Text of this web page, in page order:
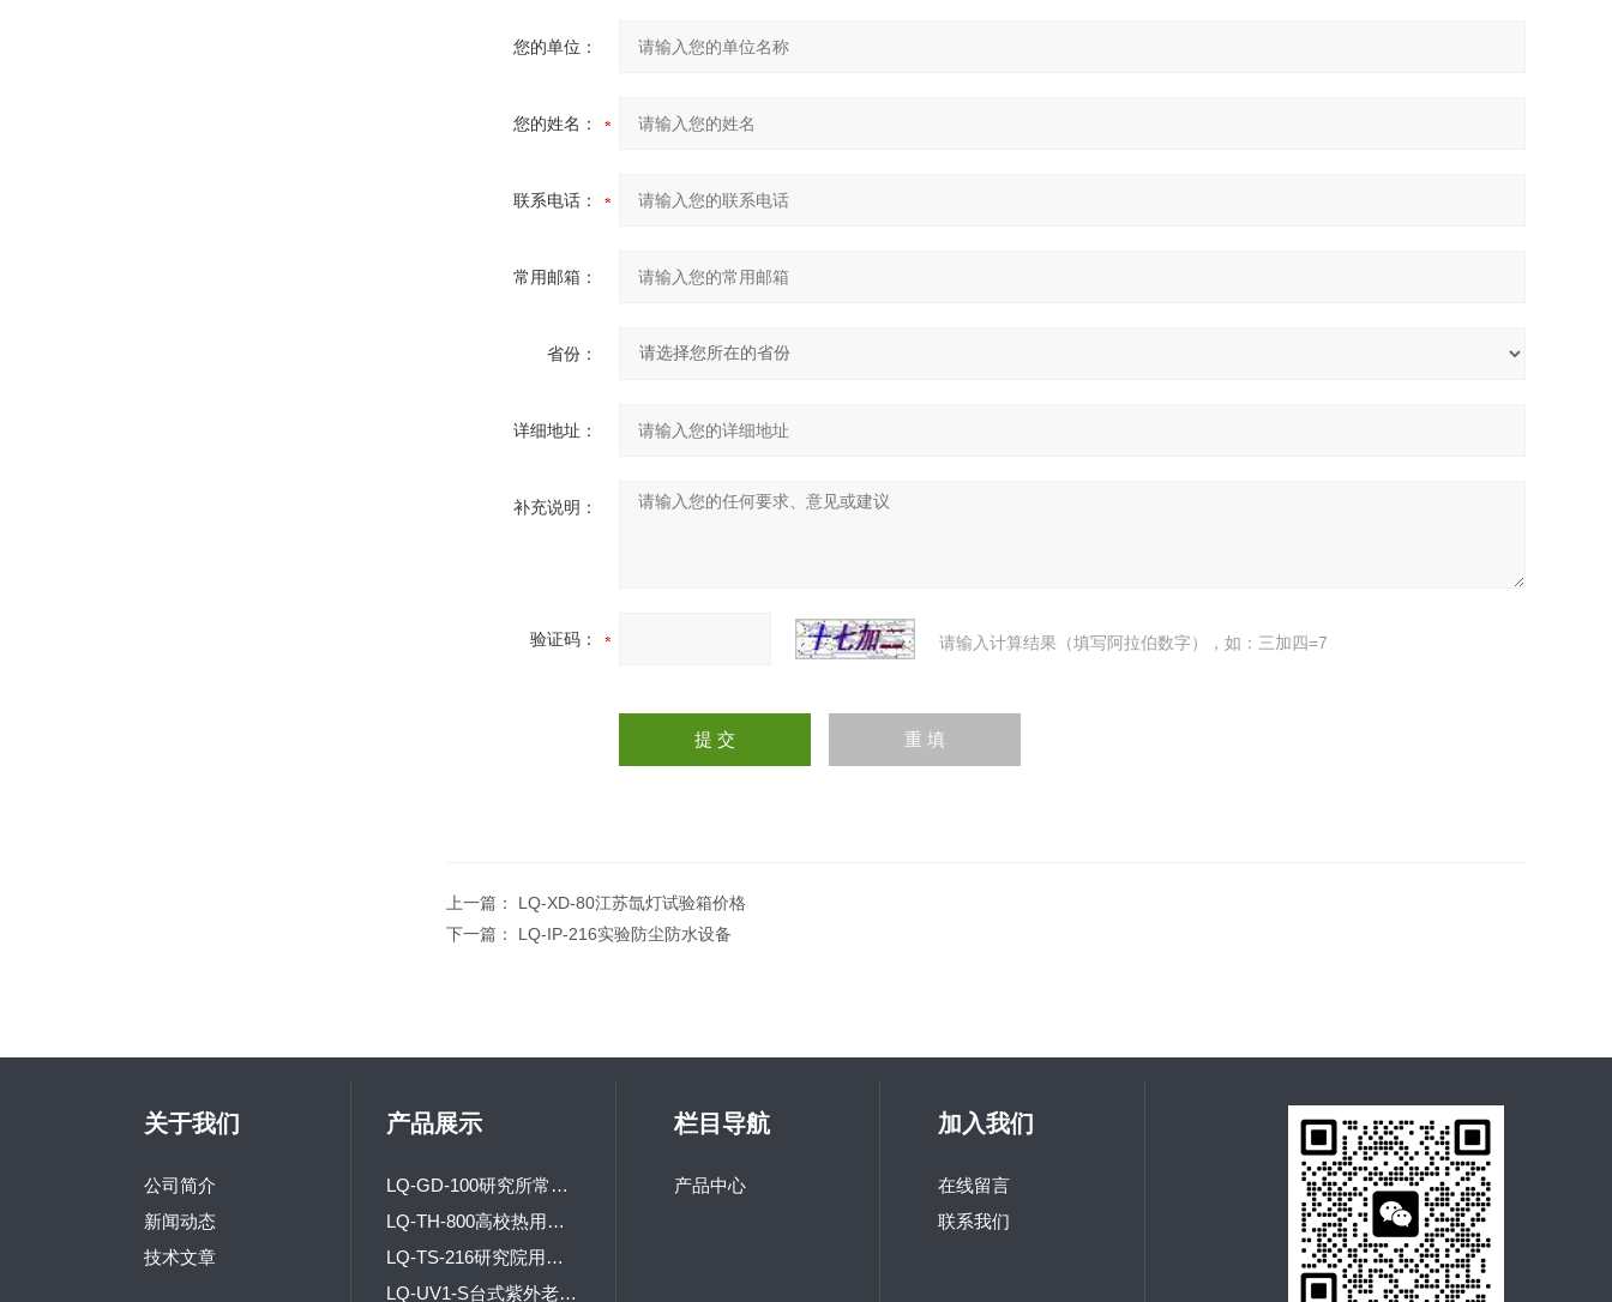
您的单位：
您的姓名：
联系电话：
常用邮箱：
省份：
详细地址：
补充说明：
验证码： 请输入计算结果（填写阿拉伯数字），如：三加四=7
上一篇： LQ-XD-80江苏氙灯试验箱价格
下一篇： LQ-IP-216实验防尘防水设备
关于我们
公司简介
新闻动态
技术文章
产品展示
LQ-GD-100研究所常用高低温交变试验箱
LQ-TH-800高校热用可程式恒温恒湿箱
LQ-TS-216研究院用冲击试验机
LQ-UV1-S台式紫外老化试验箱
栏目导航
产品中心
加入我们
在线留言
联系我们